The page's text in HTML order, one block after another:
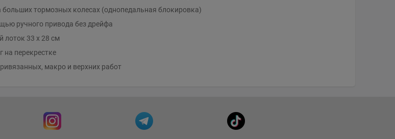
больших тормозных колесах (однопедальная блокировка)
ручного привода без дрейфа
лоток 33 x 28 см
на перекрестке
макро и верхних работ